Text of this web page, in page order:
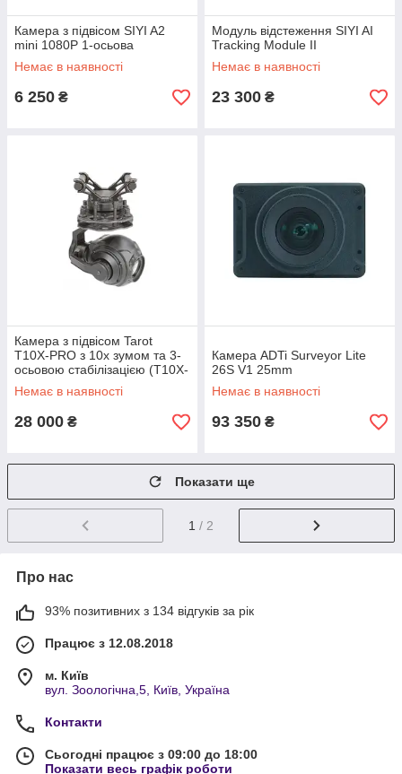
Камера з підвісом SIYI A2
mini 1080P 1-осьова
Немає в наявності
6 250 ₴
Модуль відстеження SIYI AI
Tracking Module II
Немає в наявності
23 300 ₴
Камера з підвісом Tarot
T10X-PRO з 10x зумом та 3-
осьовою стабілізацією (T10X-
PRO)
Немає в наявності
28 000 ₴
Камера ADTi Surveyor Lite
26S V1 25mm
Немає в наявності
93 350 ₴
Показати ще
1 / 2
Про нас
93% позитивних з 134 відгуків за рік
Працює з 12.08.2018
м. Київ
вул. Зоологічна,5, Київ, Україна
Контакти
Сьогодні працює з 09:00 до 18:00
Показати весь графік роботи